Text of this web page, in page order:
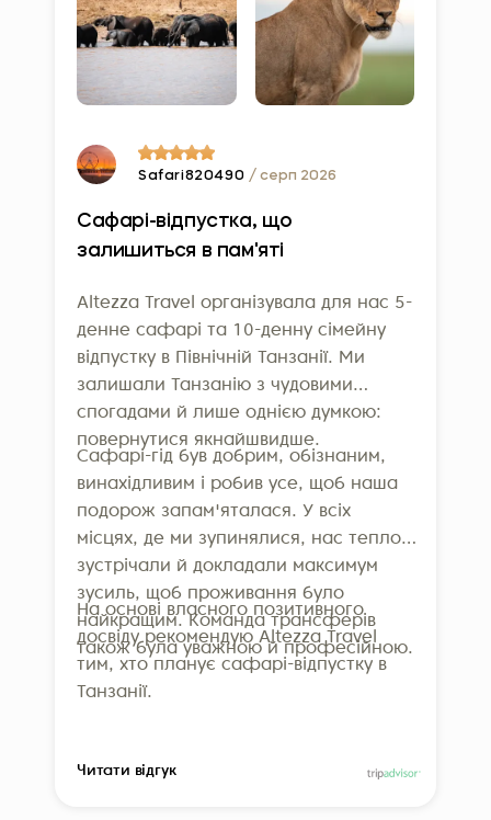
Safari820490 / серп 2026
Сафарі-відпустка, що
залишиться в пам'яті
Altezza Travel організувала для нас 5-
денне сафарі та 10-денну сімейну
відпустку в Північній Танзанії. Ми
залишали Танзанію з чудовими
спогадами й лише однією думкою:
повернутися якнайшвидше.
Сафарі-гід був добрим, обізнаним,
винахідливим і робив усе, щоб наша
подорож запам'яталася. У всіх
місцях, де ми зупинялися, нас тепло
зустрічали й докладали максимум
зусиль, щоб проживання було
найкращим. Команда трансферів
також була уважною й професійною.
На основі власного позитивного
досвіду рекомендую Altezza Travel
тим, хто планує сафарі-відпустку в
Танзанії.
Читати відгук